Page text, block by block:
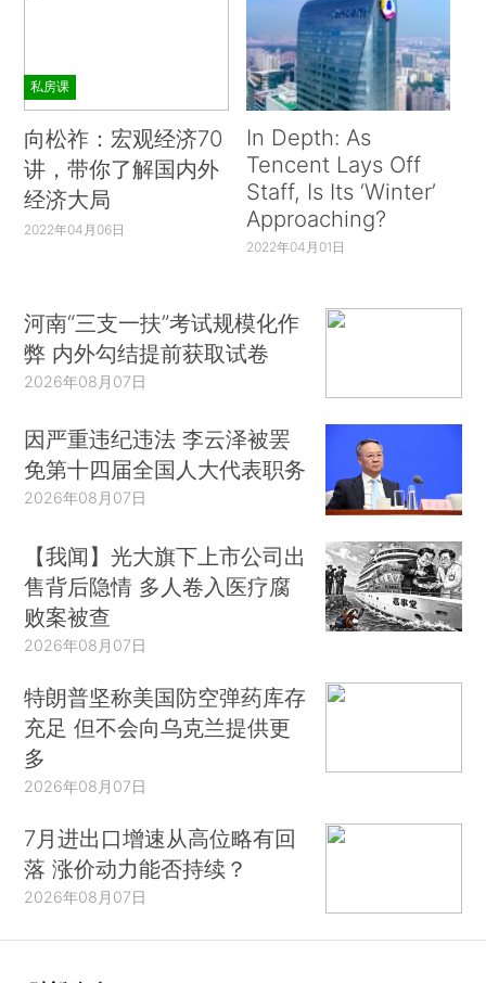
私房课
向松祚：宏观经济70
讲，带你了解国内外
经济大局
2022年04月06日
In Depth: As
Tencent Lays Off
Staff, Is Its ‘Winter’
Approaching?
2022年04月01日
河南“三支一扶”考试规模化作
弊 内外勾结提前获取试卷
2026年08月07日
因严重违纪违法 李云泽被罢
免第十四届全国人大代表职务
2026年08月07日
【我闻】光大旗下上市公司出
售背后隐情 多人卷入医疗腐
败案被查
2026年08月07日
特朗普坚称美国防空弹药库存
充足 但不会向乌克兰提供更
多
2026年08月07日
7月进出口增速从高位略有回
落 涨价动力能否持续？
2026年08月07日